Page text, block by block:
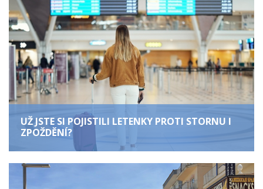
UŽ JSTE SI POJISTILI LETENKY PROTI STORNU I
ZPOŽDĚNÍ?